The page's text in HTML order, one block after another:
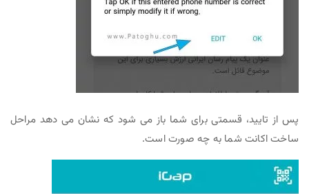
پس از تایید، قسمتی برای شما باز می شود که نشان می دهد مراحل
ساخت اکانت شما به چه صورت است.